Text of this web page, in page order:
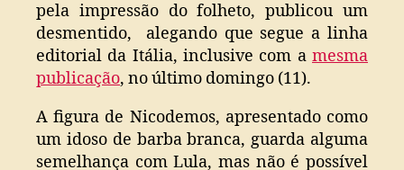
pela impressão do folheto, publicou um
desmentido, alegando que segue a linha
editorial da Itália, inclusive com a mesma
publicação, no último domingo (11).
A figura de Nicodemos, apresentado como
um idoso de barba branca, guarda alguma
semelhança com Lula, mas não é possível